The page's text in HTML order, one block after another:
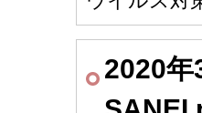
2020年